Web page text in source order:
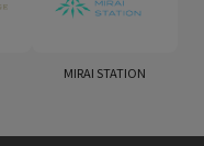
MIRAI STATION